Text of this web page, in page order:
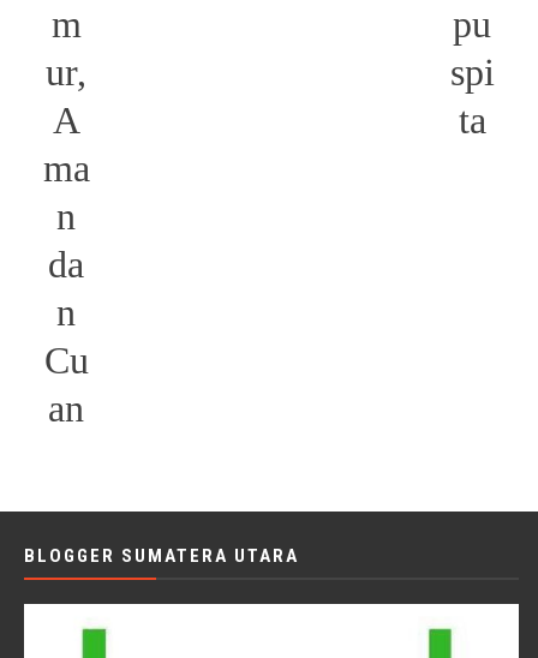
m
ur,
A
ma
n
da
n
Cu
an
pu
spi
ta
BLOGGER SUMATERA UTARA